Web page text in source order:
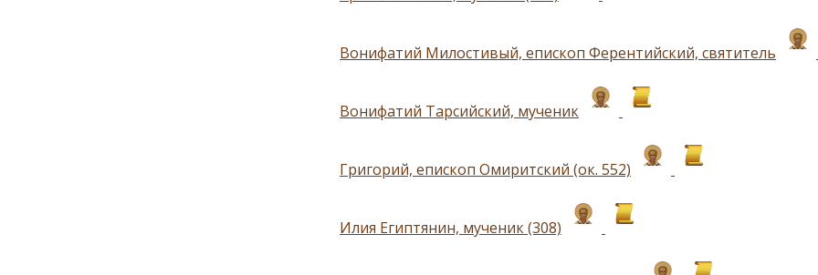
Вонифатий Милостивый, епископ Ферентийский, святитель
Вонифатий Тарсийский, мученик
Григорий, епископ Омиритский (ок. 552)
Илия Египтянин, мученик (308)